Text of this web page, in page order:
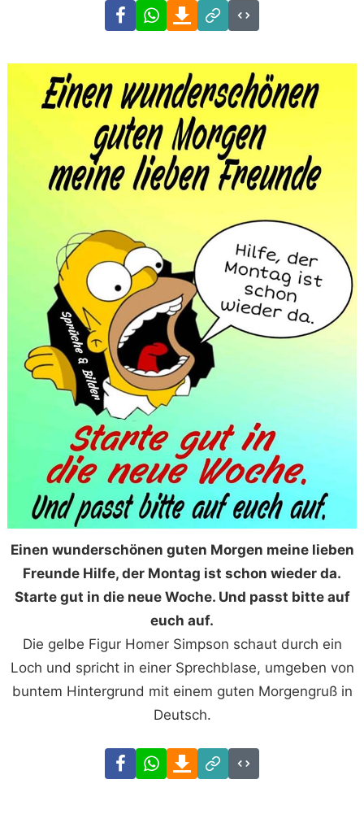
FacebookWhatsAppDownload
Link
Code
Einen wunderschönen guten Morgen meine lieben
Freunde Hilfe, der Montag ist schon wieder da.
Starte gut in die neue Woche. Und passt bitte auf
euch auf.
Die gelbe Figur Homer Simpson schaut durch ein
Loch und spricht in einer Sprechblase, umgeben von
buntem Hintergrund mit einem guten Morgengruß in
Deutsch.
FacebookWhatsAppDownload
Link
Code